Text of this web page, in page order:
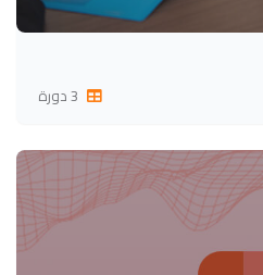
3 دورة